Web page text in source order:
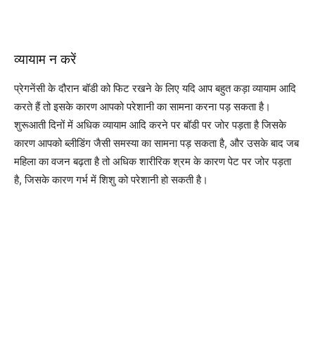
व्यायाम न करें
प्रेगनेंसी के दौरान बॉडी को फिट रखने के लिए यदि आप बहुत कड़ा व्यायाम आदि
करते हैं तो इसके कारण आपको परेशानी का सामना करना पड़ सकता है।
शुरूआती दिनों में अधिक व्यायाम आदि करने पर बॉडी पर जोर पड़ता है जिसके
कारण आपको ब्लीडिंग जैसी समस्या का सामना पड़ सकता है, और उसके बाद जब
महिला का वजन बढ़ता है तो अधिक शारीरिक श्रम के कारण पेट पर जोर पड़ता
है, जिसके कारण गर्भ में शिशु को परेशानी हो सकती है।